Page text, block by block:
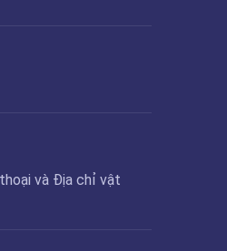
và Địa chỉ vật